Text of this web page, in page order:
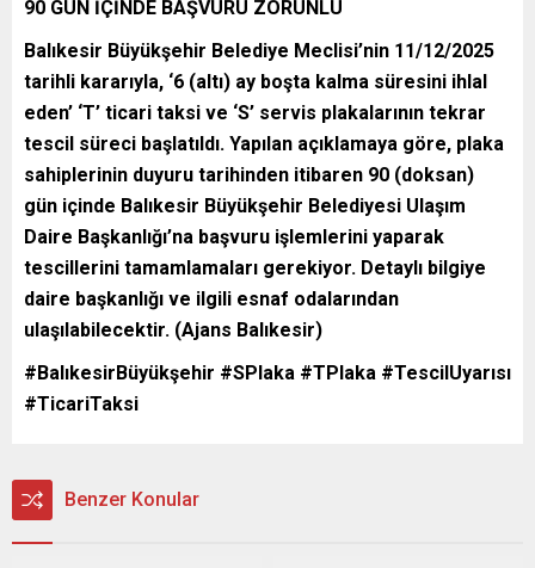
90 GÜN İÇİNDE BAŞVURU ZORUNLU
Balıkesir Büyükşehir Belediye Meclisi’nin 11/12/2025
tarihli kararıyla, ‘6 (altı) ay boşta kalma süresini ihlal
eden’ ‘T’ ticari taksi ve ‘S’ servis plakalarının tekrar
tescil süreci başlatıldı. Yapılan açıklamaya göre, plaka
sahiplerinin duyuru tarihinden itibaren 90 (doksan)
gün içinde Balıkesir Büyükşehir Belediyesi Ulaşım
Daire Başkanlığı’na başvuru işlemlerini yaparak
tescillerini tamamlamaları gerekiyor. Detaylı bilgiye
daire başkanlığı ve ilgili esnaf odalarından
ulaşılabilecektir. (Ajans Balıkesir)
#BalıkesirBüyükşehir #SPlaka #TPlaka #TescilUyarısı
#TicariTaksi
Benzer Konular